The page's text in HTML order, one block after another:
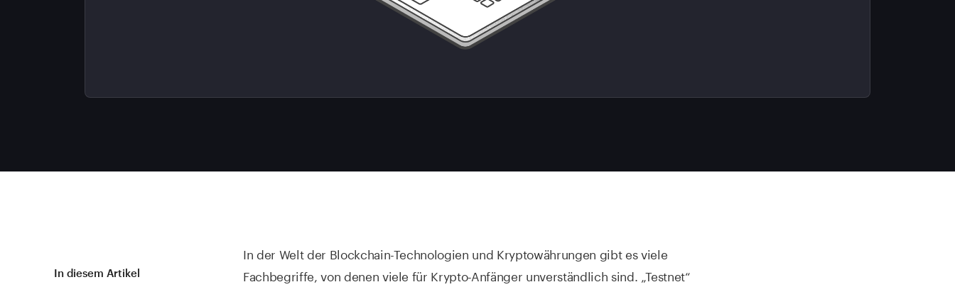
In diesem Artikel
In der Welt der Blockchain-Technologien und Kryptowährungen gibt es viele
Fachbegriffe, von denen viele für Krypto-Anfänger unverständlich sind. „Testnet“